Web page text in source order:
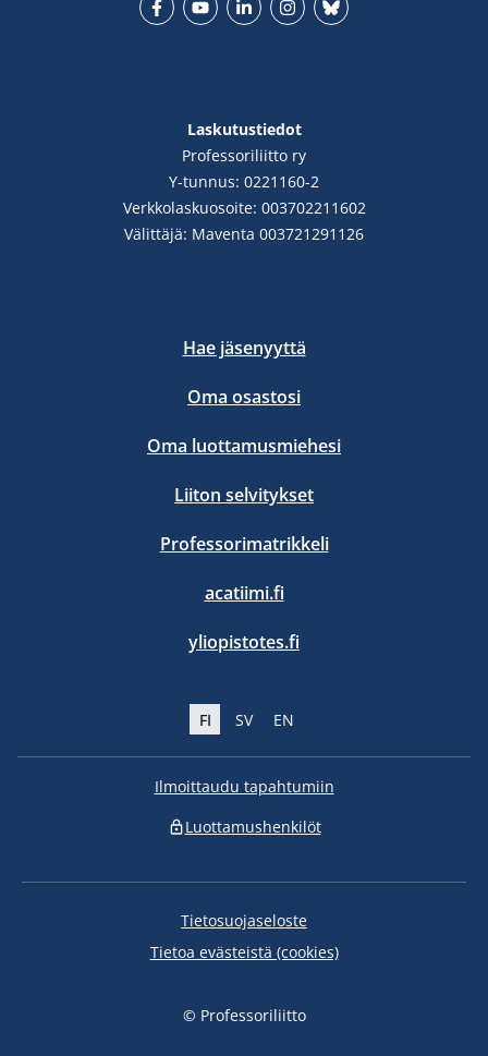
Laskutustiedot
Professoriliitto ry
Y-tunnus: 0221160-2
Verkkolaskuosoite: 003702211602
Välittäjä: Maventa 003721291126
Hae jäsenyyttä
Oma osastosi
Oma luottamusmiehesi
Liiton selvitykset
Professorimatrikkeli
acatiimi.fi
yliopistotes.fi
FI SV EN
Ilmoittaudu tapahtumiin
Luottamushenkilöt
© Professoriliitto
Tietosuojaseloste
Tietoa evästeistä (cookies)